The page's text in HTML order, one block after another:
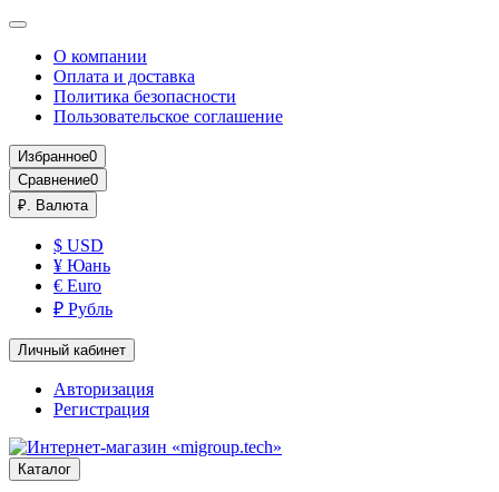
О компании
Оплата и доставка
Политика безопасности
Пользовательское соглашение
Избранное0
Сравнение0
₽. Валюта
$ USD
¥ Юань
€ Euro
₽ Рубль
Личный кабинет
Авторизация
Регистрация
Каталог